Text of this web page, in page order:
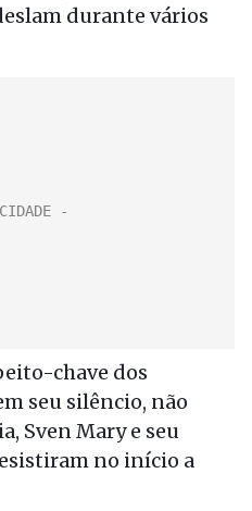
durante vários
chave dos
seu silêncio, não
Sven Mary e seu
no início a